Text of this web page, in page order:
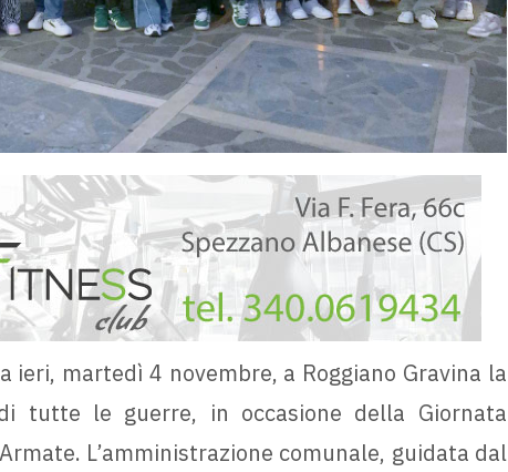
ieri, martedì 4 novembre, a Roggiano Gravina la
tutte le guerre, in occasione della Giornata
L’amministrazione comunale, guidata dal